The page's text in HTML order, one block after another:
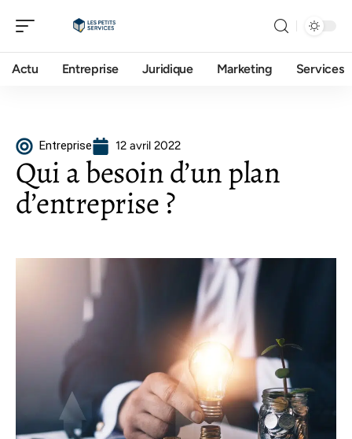
Actu Entreprise Juridique Marketing Services
Entreprise 12 avril 2022
Qui a besoin d’un plan
d’entreprise ?